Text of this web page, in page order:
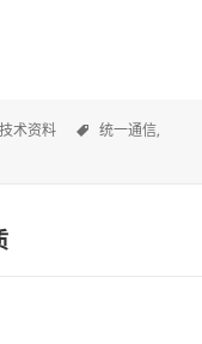
术资料
统一通信